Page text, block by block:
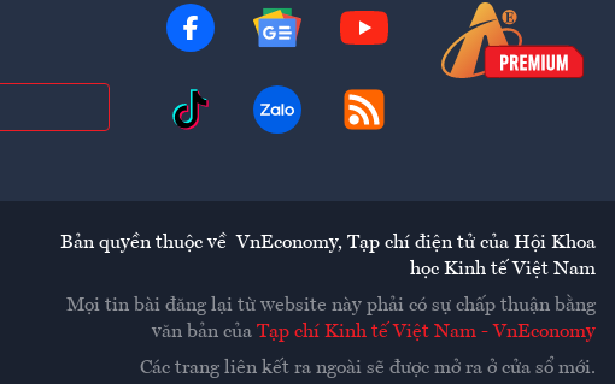
Bản quyền thuộc về VnEconomy, Tạp chí điện tử của Hội Khoa
học Kinh tế Việt Nam
Mọi tin bài đăng lại từ website này phải có sự chấp thuận bằng
văn bản của Tạp chí Kinh tế Việt Nam - VnEconomy
Các trang liên kết ra ngoài sẽ được mở ra ở cửa sổ mới.